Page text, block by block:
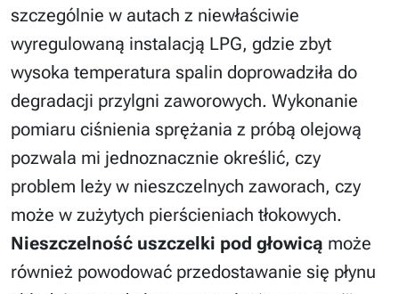
szczególnie w autach z niewłaściwie
wyregulowaną instalacją LPG, gdzie zbyt
wysoka temperatura spalin doprowadziła do
degradacji przylgni zaworowych. Wykonanie
pomiaru ciśnienia sprężania z próbą olejową
pozwala mi jednoznacznie określić, czy
problem leży w nieszczelnych zaworach, czy
może w zużytych pierścieniach tłokowych.
Nieszczelność uszczelki pod głowicą może
również powodować przedostawanie się płynu